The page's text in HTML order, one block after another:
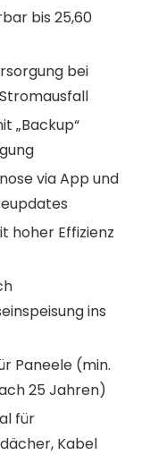
bis 25,60
bei
„Backup“
via App und
hoher Effizienz
ins
Paneele (min.
25 Jahren)
für
Kabel